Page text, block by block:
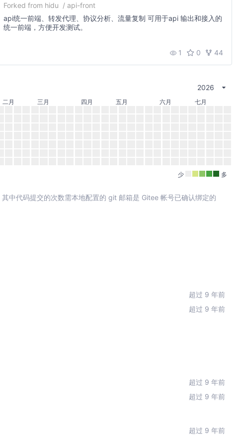
Forked from hidu / api-front
api统一前端、转发代理、协议分析、流量复制 可用于api 输出和接入的
统一前端，方便开发测试。
1 0 44
2026
二月 三月 四月 五月 六月 七月
少 多
中代码提交的次数需本地配置的 git 邮箱是 Gitee 帐号已确认绑定的
超过 9 年前
超过 9 年前
超过 9 年前
超过 9 年前
超过 9 年前